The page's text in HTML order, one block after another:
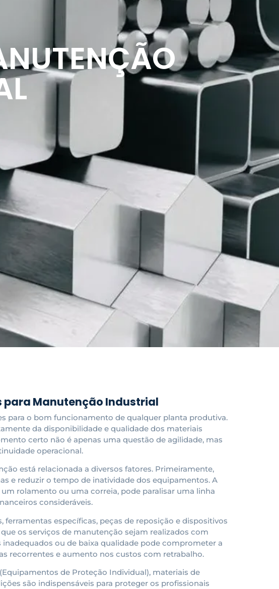
Manutenção Industrial
para o bom funcionamento de qualquer planta produtiva.
da disponibilidade e qualidade dos materiais
certo não é apenas uma questão de agilidade, mas
operacional.
está relacionada a diversos fatores. Primeiramente,
e reduzir o tempo de inatividade dos equipamentos. A
rolamento ou uma correia, pode paralisar uma linha
consideráveis.
específicas, peças de reposição e dispositivos
os serviços de manutenção sejam realizados com
ou de baixa qualidade pode comprometer a
recorrentes e aumento nos custos com retrabalho.
de Proteção Individual), materiais de
são indispensáveis para proteger os profissionais